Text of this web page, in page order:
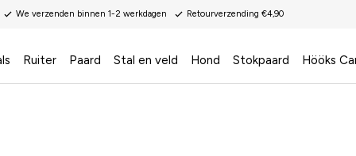
We verzenden binnen 1-2 werkdagen Retourverzending €4,90
Ruiter Paard Stal en veld Hond Stokpaard Hööks